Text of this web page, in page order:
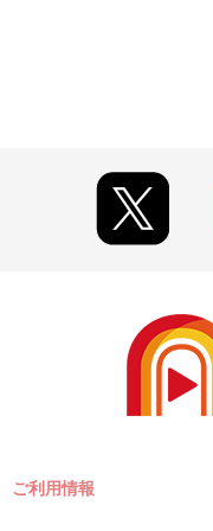
ますので、あらかじめご
佐川急便となります。
年始を除く)
ご利用情報